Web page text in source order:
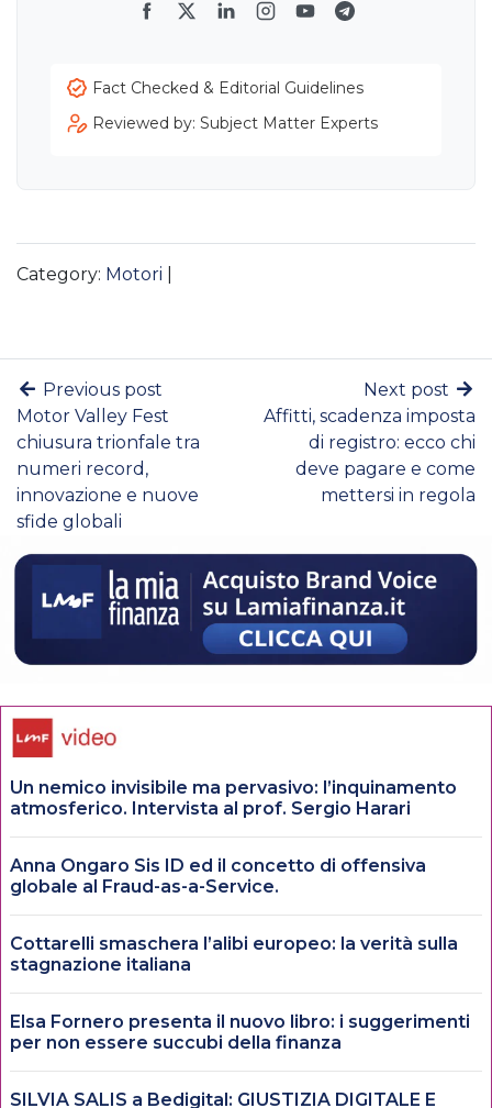
Facebook
TwitterLinkedInInstagram
YouTubeTelegram
Fact Checked & Editorial Guidelines
Reviewed by: Subject Matter Experts
Category: Motori
Previous post
Motor Valley Fest
chiusura trionfale tra
numeri record,
innovazione e nuove
sfide globali
Next post
Affitti, scadenza imposta
di registro: ecco chi
deve pagare e come
mettersi in regola
Un nemico invisibile ma pervasivo: l’inquinamento
atmosferico. Intervista al prof. Sergio Harari
Anna Ongaro Sis ID ed il concetto di offensiva
globale al Fraud-as-a-Service.
Cottarelli smaschera l’alibi europeo: la verità sulla
stagnazione italiana
Elsa Fornero presenta il nuovo libro: i suggerimenti
per non essere succubi della finanza
SILVIA SALIS a Bedigital: GIUSTIZIA DIGITALE E